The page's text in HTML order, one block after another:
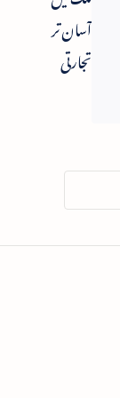
آسان تر
تجارتی